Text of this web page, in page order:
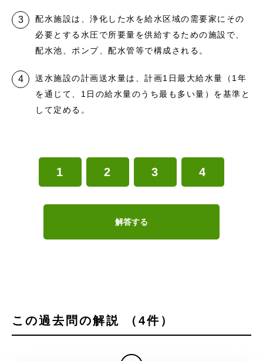
配水施設は、浄化した水を給水区域の需要家にその
必要とする水圧で所要量を供給するための施設で、
配水池、ポンプ、配水管等で構成される。
送水施設の計画送水量は、計画1日最大給水量（1年
を通じて、1日の給水量のうち最も多い量）を基準と
して定める。
1 2 3 4
解答する
この過去問の解説 （4件）